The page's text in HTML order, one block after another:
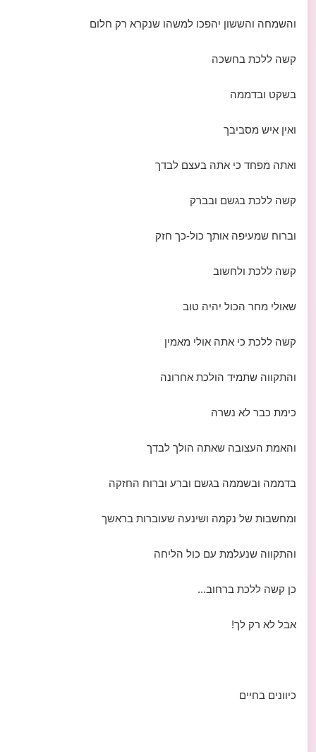
והשמחה והששון יהפכו למשהו שנקרא רק חלום
קשה ללכת בחשכה
בשקט ובדממה
ואין איש מסביבך
ואתה מפחד כי אתה בעצם לבדך
קשה ללכת בגשם ובברק
וברוח שמעיפה אותך כול-כך חזק
קשה ללכת ולחשוב
שאולי מחר הכול יהיה טוב
קשה ללכת כי אתה אולי מאמין
והתקווה שתמיד הולכת אחרונה
כימת כבר לא נשרה
והאמת העצובה שאתה הולך לבדך
בדממה ובשממה בגשם וברע וברוח החזקה
ומחשבות של נקמה ושינעה שעוברות בראשך
והתקווה שנעלמת עם כול הליחה
כן קשה ללכת ברחוב...
אבל לא רק לך!
כיוונים בחיים